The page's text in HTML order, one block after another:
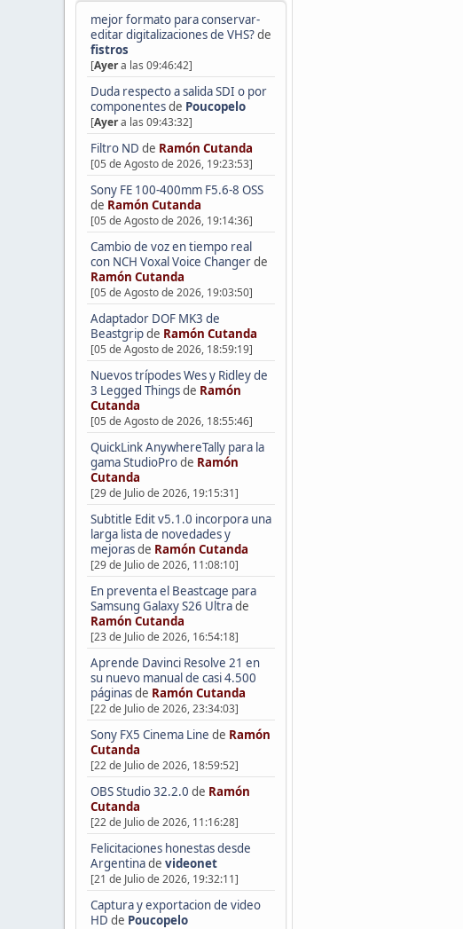
mejor formato para conservar-
editar digitalizaciones de VHS?de
fistros
[Ayera las 09:46:42]
Duda respecto a salida SDI o por
componentesde Poucopelo
[Ayera las 09:43:32]
Filtro ND de Ramón Cutanda
[05 de Agosto de 2026, 19:23:53]
Sony FE 100-400mm F5.6-8 OSS
de Ramón Cutanda
[05 de Agosto de 2026, 19:14:36]
Cambio de voz en tiempo real
con NCH Voxal Voice Changerde
Ramón Cutanda
[05 de Agosto de 2026, 19:03:50]
Adaptador DOF MK3 de
Beastgripde Ramón Cutanda
[05 de Agosto de 2026, 18:59:19]
Nuevos trípodes Wes y Ridley de
3 Legged Thingsde Ramón
Cutanda
[05 de Agosto de 2026, 18:55:46]
QuickLink AnywhereTally para la
gama StudioProde Ramón
Cutanda
[29 de Julio de 2026, 19:15:31]
Subtitle Edit v5.1.0 incorpora una
larga lista de novedades y
mejorasde Ramón Cutanda
[29 de Julio de 2026, 11:08:10]
En preventa el Beastcage para
Samsung Galaxy S26 Ultrade
Ramón Cutanda
[23 de Julio de 2026, 16:54:18]
Aprende Davinci Resolve 21 en
su nuevo manual de casi 4.500
páginasde Ramón Cutanda
[22 de Julio de 2026, 23:34:03]
Sony FX5 Cinema Line de Ramón
Cutanda
[22 de Julio de 2026, 18:59:52]
OBS Studio 32.2.0 de Ramón
Cutanda
[22 de Julio de 2026, 11:16:28]
Felicitaciones honestas desde
Argentinade videonet
[21 de Julio de 2026, 19:32:11]
Captura y exportacion de video
HD de Poucopelo